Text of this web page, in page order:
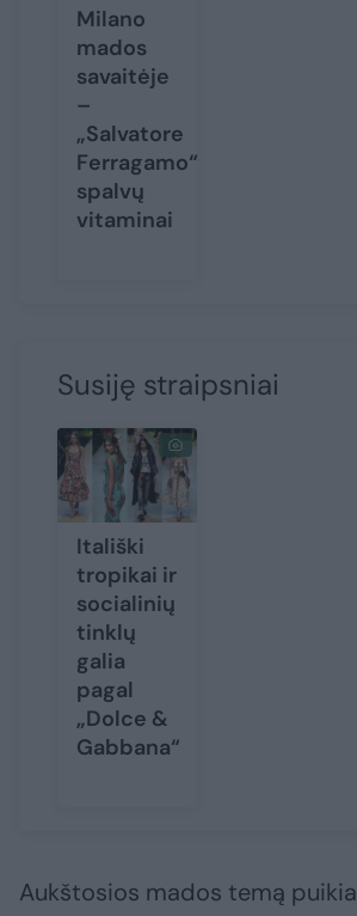
Milano
mados
savaitėje
–
„Salvatore
Ferragamo“
spalvų
vitaminai
Susiję straipsniai
Itališki
tropikai ir
socialinių
tinklų
galia
pagal
„Dolce &
Gabbana“
Aukštosios mados temą